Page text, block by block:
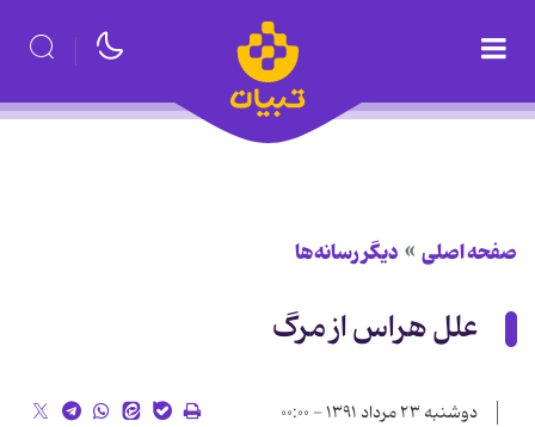
صفحه اصلی دیگر رسانه‌ها
علل هراس از مرگ
دوشنبه ۲۳ مرداد ۱۳۹۱ - ۰۰:۰۰